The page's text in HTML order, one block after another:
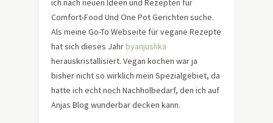
ich nach neuen Ideen und Rezepten für
Comfort-Food Und One Pot Gerichten suche.
Als meine Go-To Webseite für vegane Rezepte
hat sich dieses Jahrbyanjushka
herauskristallisiert. Vegan kochen war ja
bisher nicht so wirklich mein Spezialgebiet, da
hatte ich echt noch Nachholbedarf, den ich auf
Anjas Blog wunderbar decken kann.